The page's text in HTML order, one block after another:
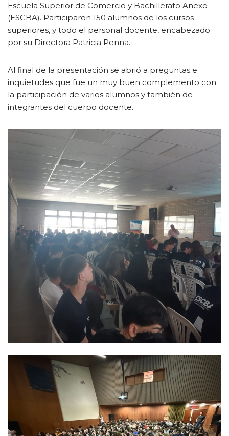
Escuela Superior de Comercio y Bachillerato Anexo
(ESCBA). Participaron 150 alumnos de los cursos
superiores, y todo el personal docente, encabezado
por su Directora Patricia Penna.
Al final de la presentación se abrió a preguntas e
inquietudes que fue un muy buen complemento con
la participación de varios alumnos y también de
integrantes del cuerpo docente.